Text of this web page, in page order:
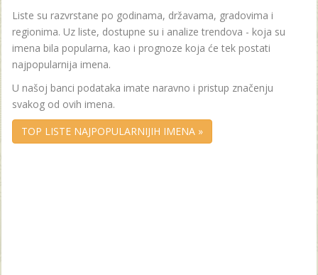
Liste su razvrstane po godinama, državama, gradovima i
regionima. Uz liste, dostupne su i analize trendova - koja su
imena bila popularna, kao i prognoze koja će tek postati
najpopularnija imena.
U našoj banci podataka imate naravno i pristup značenju
svakog od ovih imena.
TOP LISTE NAJPOPULARNIJIH IMENA »